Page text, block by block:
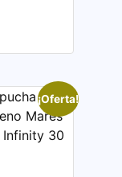
¡Oferta!